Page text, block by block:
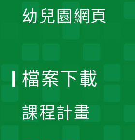
幼兒園網頁
檔案下載
課程計畫